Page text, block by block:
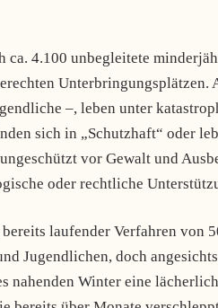
ca. 4.100 unbegleitete
–, leben unter
sich in „Schutzhaft“ oder
vor Gewalt und
oder rechtliche
laufender Verfahren
Jugendlichen, doch
nahenden Winter eine